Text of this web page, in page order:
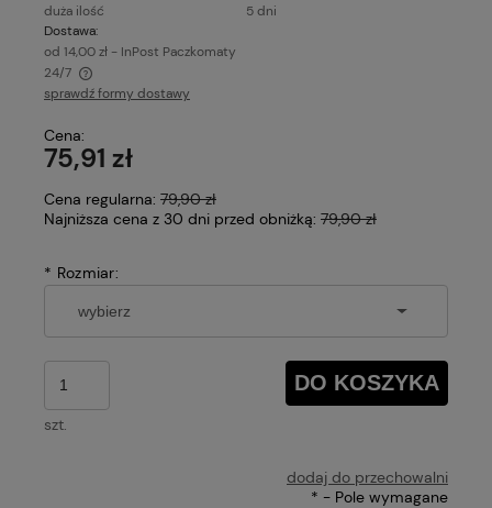
duża ilość
5 dni
Dostawa:
od 14,00 zł - InPost Paczkomaty
24/7
Cena nie zawiera ewentualnych kosztów płatności
sprawdź formy dostawy
Cena:
75,91 zł
Cena regularna: 79,90 zł
Najniższa cena z 30 dni przed obniżką: 79,90 zł
* Rozmiar:
szt.
DO KOSZYKA
dodaj do przechowalni
* - Pole wymagane